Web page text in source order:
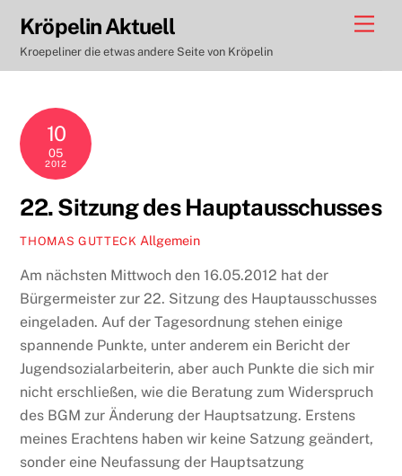
content
Kröpelin Aktuell
Kroepeliner die etwas andere Seite von Kröpelin
10
05
2012
22. Sitzung des Hauptausschusses
THOMAS GUTTECK Allgemein
Am nächsten Mittwoch den 16.05.2012 hat der
Bürgermeister zur 22. Sitzung des Hauptausschusses
eingeladen. Auf der Tagesordnung stehen einige
spannende Punkte, unter anderem ein Bericht der
Jugendsozialarbeiterin, aber auch Punkte die sich mir
nicht erschließen, wie die Beratung zum Widerspruch
des BGM zur Änderung der Hauptsatzung. Erstens
meines Erachtens haben wir keine Satzung geändert,
sonder eine Neufassung der Hauptsatzung